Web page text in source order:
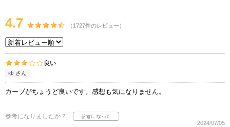
4.7 （1727件のレビュー）
良い
ゆ さん
カーブがちょうど良いです。感想も気になりません。
参考になりましたか？
2024/07/05